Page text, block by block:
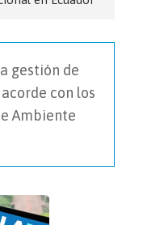
gestión de
con los
Ambiente